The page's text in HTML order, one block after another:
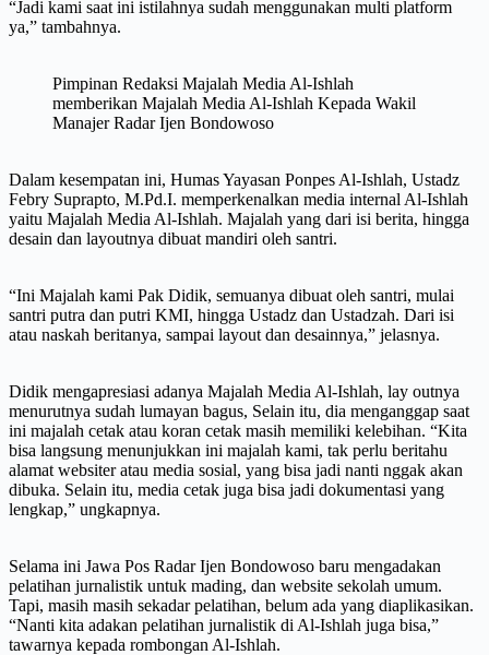
“Jadi kami saat ini istilahnya sudah menggunakan multi platform
ya,” tambahnya.
Pimpinan Redaksi Majalah Media Al-Ishlah
memberikan Majalah Media Al-Ishlah Kepada Wakil
Manajer Radar Ijen Bondowoso
Dalam kesempatan ini, Humas Yayasan Ponpes Al-Ishlah, Ustadz
Febry Suprapto, M.Pd.I. memperkenalkan media internal Al-Ishlah
yaitu Majalah Media Al-Ishlah. Majalah yang dari isi berita, hingga
desain dan layoutnya dibuat mandiri oleh santri.
“Ini Majalah kami Pak Didik, semuanya dibuat oleh santri, mulai
santri putra dan putri KMI, hingga Ustadz dan Ustadzah. Dari isi
atau naskah beritanya, sampai layout dan desainnya,” jelasnya.
Didik mengapresiasi adanya Majalah Media Al-Ishlah, lay outnya
menurutnya sudah lumayan bagus, Selain itu, dia menganggap saat
ini majalah cetak atau koran cetak masih memiliki kelebihan. “Kita
bisa langsung menunjukkan ini majalah kami, tak perlu beritahu
alamat websiter atau media sosial, yang bisa jadi nanti nggak akan
dibuka. Selain itu, media cetak juga bisa jadi dokumentasi yang
lengkap,” ungkapnya.
Selama ini Jawa Pos Radar Ijen Bondowoso baru mengadakan
pelatihan jurnalistik untuk mading, dan website sekolah umum.
Tapi, masih masih sekadar pelatihan, belum ada yang diaplikasikan.
“Nanti kita adakan pelatihan jurnalistik di Al-Ishlah juga bisa,”
tawarnya kepada rombongan Al-Ishlah.